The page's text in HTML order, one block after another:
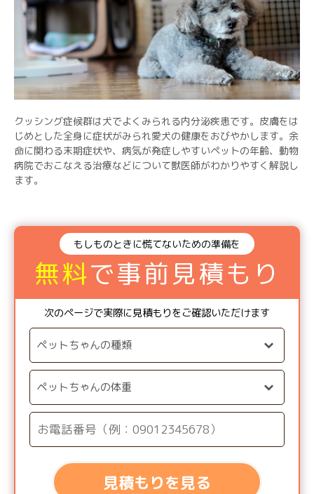
クッシング症候群は犬でよくみられる内分泌疾患です。皮膚をは
じめとした全身に症状がみられ愛犬の健康をおびやかします。余
命に関わる末期症状や、病気が発症しやすいペットの年齢、動物
病院でおこなえる治療などについて獣医師がわかりやすく解説し
ます。
もしものときに慌てないための準備を
無料で事前見積もり
次のページで実際に見積もりをご確認いただけます
見積もりを見る